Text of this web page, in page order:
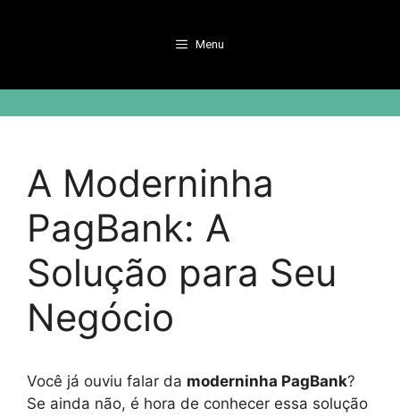
Menu
A Moderninha
PagBank: A
Solução para Seu
Negócio
Você já ouviu falar da moderninha PagBank?
Se ainda não, é hora de conhecer essa solução